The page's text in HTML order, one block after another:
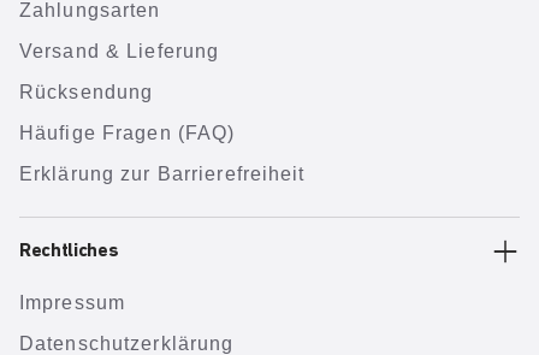
Zahlungsarten
Versand & Lieferung
Rücksendung
Häufige Fragen (FAQ)
Erklärung zur Barrierefreiheit
Rechtliches
Impressum
Datenschutzerklärung